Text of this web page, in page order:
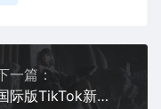
一篇：
国际版TikTok新手直播怎么能流畅不卡顿